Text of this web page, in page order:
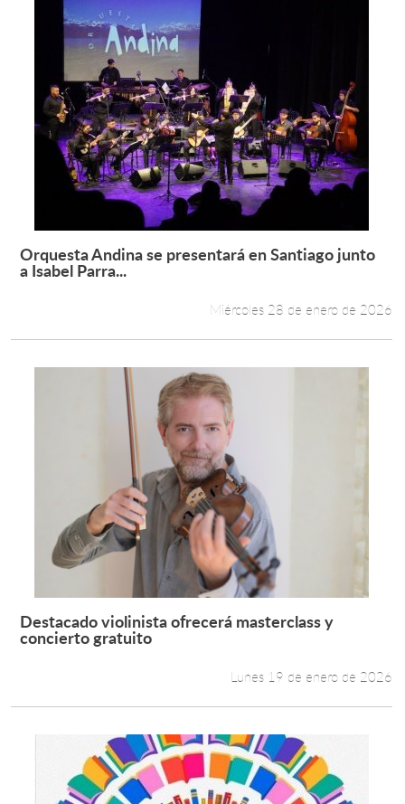
Leer más +
Orquesta Andina se presentará en Santiago junto
a Isabel Parra...
Miércoles 28 de enero de 2026
Leer más +
Destacado violinista ofrecerá masterclass y
concierto gratuito
Lunes 19 de enero de 2026